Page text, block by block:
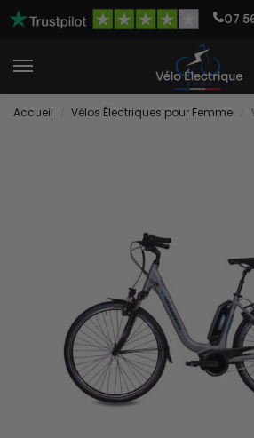
07
Accueil Vélos Électriques pour Femme